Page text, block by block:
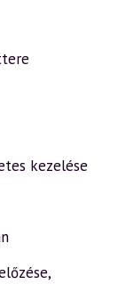
kezelése